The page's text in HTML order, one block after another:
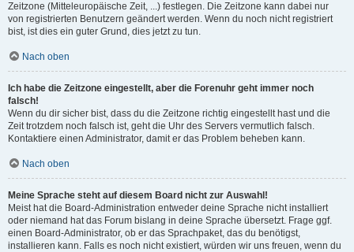
Zeitzone (Mitteleuropäische Zeit, ...) festlegen. Die Zeitzone kann dabei nur
von registrierten Benutzern geändert werden. Wenn du noch nicht registriert
bist, ist dies ein guter Grund, dies jetzt zu tun.
Nach oben
Ich habe die Zeitzone eingestellt, aber die Forenuhr geht immer noch
falsch!
Wenn du dir sicher bist, dass du die Zeitzone richtig eingestellt hast und die
Zeit trotzdem noch falsch ist, geht die Uhr des Servers vermutlich falsch.
Kontaktiere einen Administrator, damit er das Problem beheben kann.
Nach oben
Meine Sprache steht auf diesem Board nicht zur Auswahl!
Meist hat die Board-Administration entweder deine Sprache nicht installiert
oder niemand hat das Forum bislang in deine Sprache übersetzt. Frage ggf.
einen Board-Administrator, ob er das Sprachpaket, das du benötigst,
installieren kann. Falls es noch nicht existiert, würden wir uns freuen, wenn du